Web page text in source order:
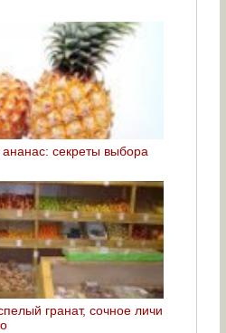
секреты выбора
гранат, сочное личи